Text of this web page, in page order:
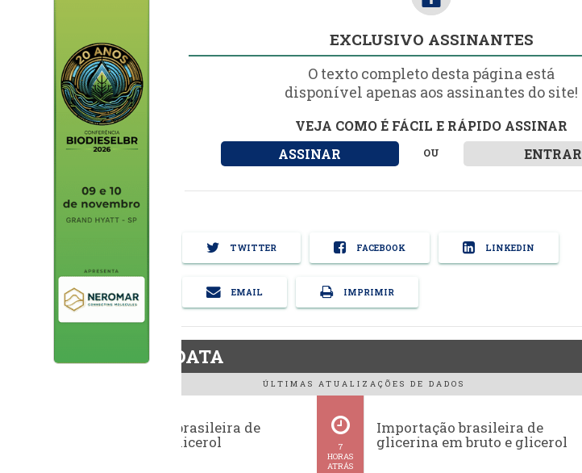
EXCLUSIVO ASSINANTES
O texto completo desta página está
disponível apenas aos assinantes do site!
VEJA COMO É FÁCIL E RÁPIDO ASSINAR
ASSINAR
OU ENTRAR
TWITTER FACEBOOK LINKEDIN
EMAIL IMPRIMIR
BiodieselDATA
ÚLTIMAS ATUALIZAÇÕES DE DADOS
Exportação brasileira de
glicerina e glicerol
7
HORAS
ATRÁS
Importação brasileira de
glicerina em bruto e glicerol